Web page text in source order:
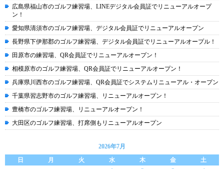
広島県福山市のゴルフ練習場、LINEデジタル会員証でリニューアルオープ
ン！
愛知県清須市のゴルフ練習場、デジタル会員証でリニューアルオープン
長野県下伊那郡のゴルフ練習場、デジタル会員証でリニューアルオープル！
田原市の練習場、QR会員証でリニューアルオープン！
相模原市のゴルフ練習場、QR会員証でリニューアルオープン！
兵庫県川西市のゴルフ練習場、QR会員証でシステムリニューアル・オープン
千葉県習志野市のゴルフ練習場、リニューアルオープン！
豊橋市のゴルフ練習場、リニューアルオープン！
大田区のゴルフ練習場、打席側もリニューアルオープン
2026年7月
日
月 火 水 木 金
土